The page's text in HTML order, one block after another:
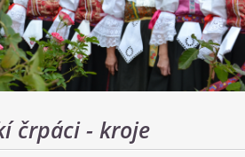
črpáci - kroje